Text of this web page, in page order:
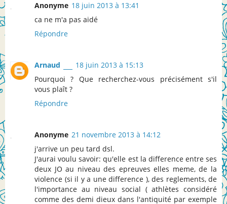
Anonyme 18 juin 2013 à 13:41
ca ne m'a pas aidé
Répondre
Arnaud
18 juin 2013 à 15:13
Pourquoi ? Que recherchez-vous précisément s'il
vous plaît ?
Répondre
Anonyme 21 novembre 2013 à 14:12
j'arrive un peu tard dsl.
J'aurai voulu savoir: qu'elle est la difference entre ses
deux JO au niveau des epreuves elles meme, de la
violence (si il y a une difference ), des reglements, de
l'importance au niveau social ( athlètes considéré
comme des demi dieux dans l'antiquité par exemple